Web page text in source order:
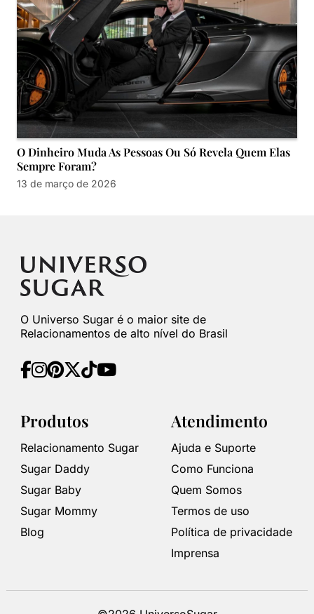
O Dinheiro Muda As Pessoas Ou Só Revela Quem Elas
Sempre Foram?
13 de março de 2026
O Universo Sugar é o maior site de
Relacionamentos de alto nível do Brasil
Produtos
Relacionamento Sugar
Sugar Daddy
Sugar Baby
Sugar Mommy
Blog
Atendimento
Ajuda e Suporte
Como Funciona
Quem Somos
Termos de uso
Política de privacidade
Imprensa